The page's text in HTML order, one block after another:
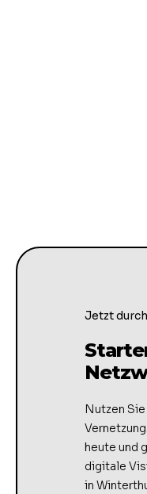
Jetzt
Nutzen
heute und
digitale
in